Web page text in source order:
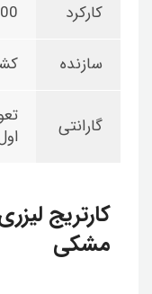
کارکرد
سازنده
گارانتی
مشکی